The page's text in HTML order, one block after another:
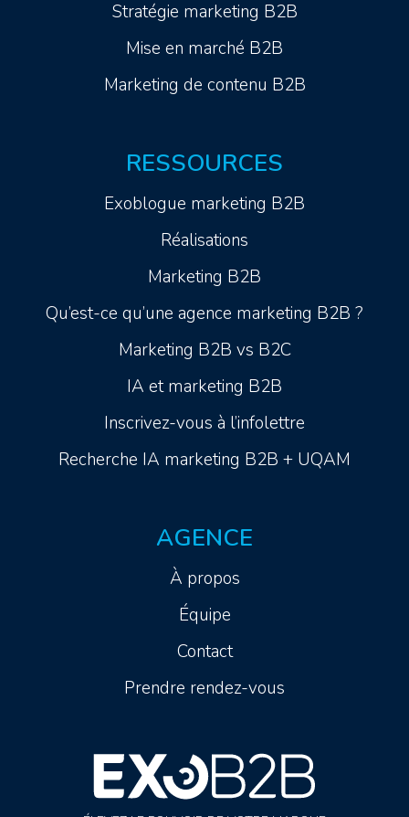
Stratégie marketing B2B
Mise en marché B2B
Marketing de contenu B2B
RESSOURCES
Exoblogue marketing B2B
Réalisations
Marketing B2B
Qu’est-ce qu’une agence marketing B2B ?
Marketing B2B vs B2C
IA et marketing B2B
Inscrivez-vous à l’infolettre
Recherche IA marketing B2B + UQAM
AGENCE
À propos
Équipe
Contact
Prendre rendez-vous